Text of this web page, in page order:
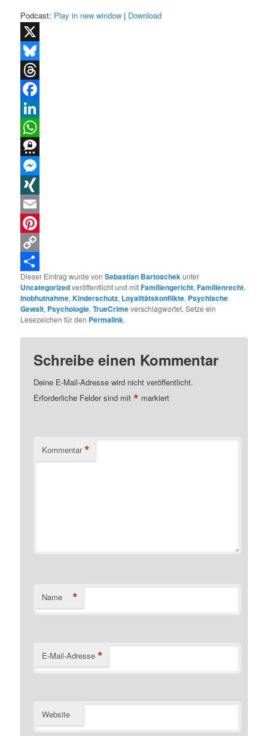
Podcast: Play in new window | Download
X
Bluesky
Threads
Facebook
LinkedIn
WhatsApp
Threema
Messenger
XING
Email
Pinterest
Copy
Link
Teilen
Dieser Eintrag wurde vonSebastian Bartoschekunter
Uncategorizedveröffentlicht und mitFamiliengericht,Familienrecht,
Inobhutnahme,Kinderschutz, Loyalitätskonflikte, Psychische
Gewalt, Psychologie,TrueCrimeverschlagwortet. Setze ein
Lesezeichen für den Permalink.
Schreibe einen Kommentar
Deine E-Mail-Adresse wird nicht veröffentlicht.
Erforderliche Felder sind mit* markiert
Kommentar *
Name *
E-Mail-Adresse *
Website